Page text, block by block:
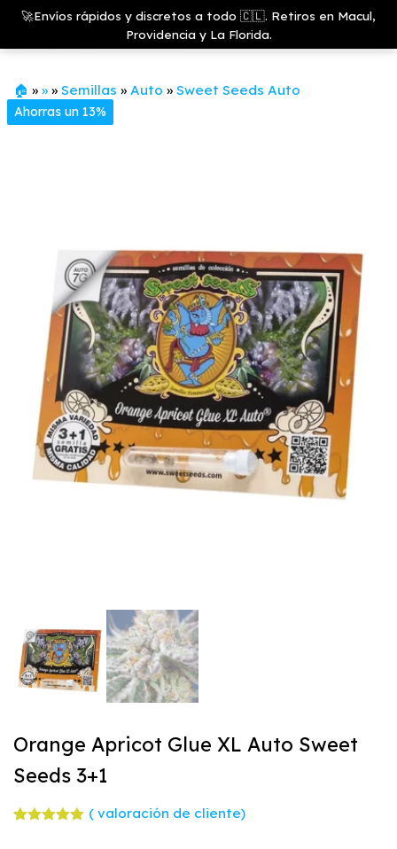
Saltar
contenido
🚀Envíos rápidos y discretos a todo 🇨🇱. Retiros en Macul,
Providencia y La Florida.
Growshop
& LED
Store
🏠 » » » Semillas » Auto » Sweet Seeds Auto
Ahorras un 13%
Orange Apricot Glue XL Auto Sweet
Seeds 3+1
( valoración de cliente)